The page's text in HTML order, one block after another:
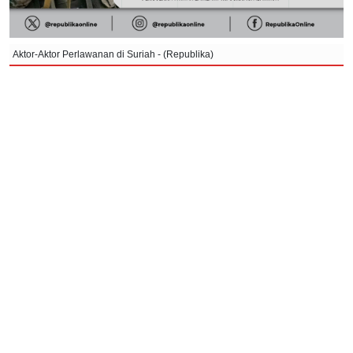
Aktor-Aktor Perlawanan di Suriah - (Republika)